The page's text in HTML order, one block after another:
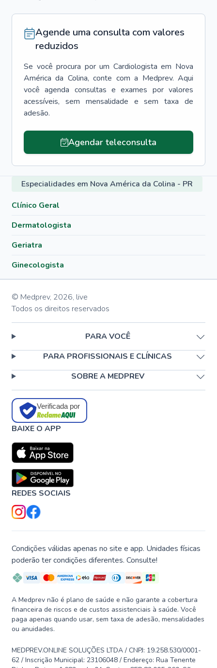
Agende uma consulta com valores
reduzidos
Se você procura por um Cardiologista em Nova
América da Colina, conte com a Medprev. Aqui
você agenda consultas e exames por valores
acessíveis, sem mensalidade e sem taxa de
adesão.
Agendar teleconsulta
Especialidades em Nova América da Colina - PR
Clínico Geral
Dermatologista
Geriatra
Ginecologista
© Medprev, 2026, live
Todos os direitos reservados
PARA VOCÊ
PARA PROFISSIONAIS E CLÍNICAS
SOBRE A MEDPREV
Verificada por
BAIXE O APP
REDES SOCIAIS
Condições válidas apenas no site e app. Unidades físicas
poderão ter condições diferentes. Consulte!
A Medprev não é plano de saúde e não garante a cobertura
financeira de riscos e de custos assistenciais à saúde. Você
paga apenas quando usar, sem taxa de adesão, mensalidades
ou anuidades.
MEDPREV.ONLINE SOLUÇÕES LTDA / CNPJ: 19.258.530/0001-
62 / Inscrição Municipal: 23106048 / Endereço: Rua Tenente